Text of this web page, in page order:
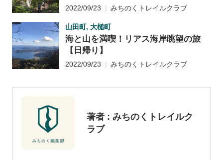
2022/09/23 みちのくトレイルクラブ
山田町, 大槌町
海と山を満喫！リアス海岸眺望の旅
【日帰り】
2022/09/23 みちのくトレイルクラブ
著者 : みちのくトレイルク
ラブ